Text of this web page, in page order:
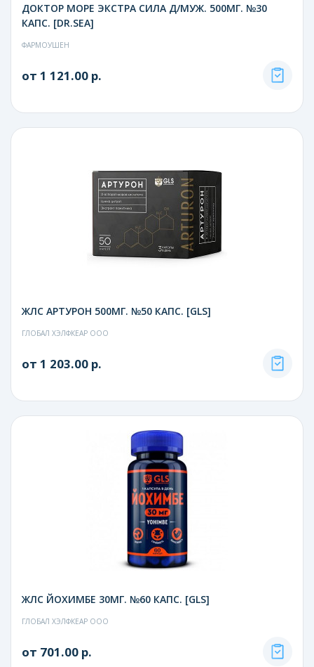
ДОКТОР МОРЕ ЭКСТРА СИЛА Д/МУЖ. 500МГ. №30
КАПС. [DR.SEA]
ФАРМОУШЕН
от 1 121.00 р.
ЖЛС АРТУРОН 500МГ. №50 КАПС. [GLS]
ГЛОБАЛ ХЭЛФКЕАР ООО
от 1 203.00 р.
ЖЛС ЙОХИМБЕ 30МГ. №60 КАПС. [GLS]
ГЛОБАЛ ХЭЛФКЕАР ООО
от 701.00 р.